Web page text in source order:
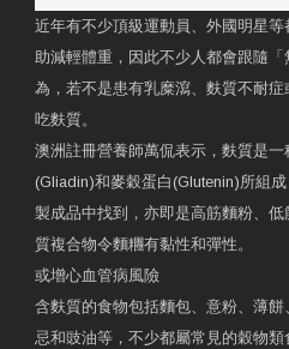
近年有不少頂級運動員、外國明星
助減輕體重，因此不少人都會跟隨
為，若不是患有乳糜瀉、麩質不耐
吃麩質。
澳洲註冊營養師萬侃表示，麩質是
(Gliadin)和麥穀蛋白(Glutenin)所組
製成品中找到，亦即是高筋麵粉、
質複合物令麵糰有黏性和彈性。
或增心血管病風險
含麩質的食物包括麵包、意粉、薄
忌和豉油等，不少都屬常見的穀物